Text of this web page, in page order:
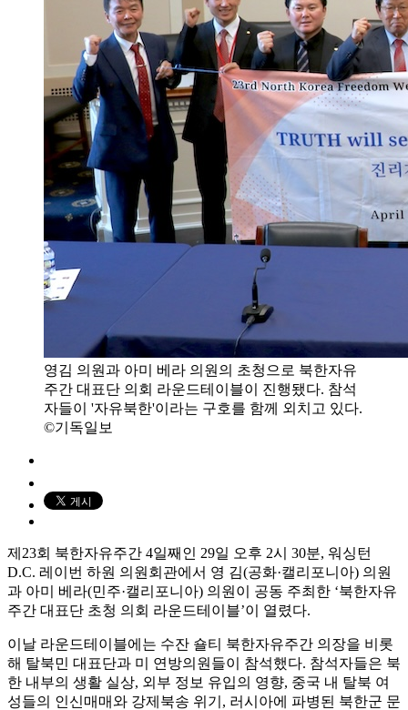
영김 의원과 아미 베라 의원의 초청으로 북한자유
주간 대표단 의회 라운드테이블이 진행됐다. 참석
자들이 '자유북한'이라는 구호를 함께 외치고 있다.
©기독일보
제23회 북한자유주간 4일째인 29일 오후 2시 30분, 워싱턴
D.C. 레이번 하원 의원회관에서 영 김(공화·캘리포니아) 의원
과 아미 베라(민주·캘리포니아) 의원이 공동 주최한 ‘북한자유
주간 대표단 초청 의회 라운드테이블’이 열렸다.
이날 라운드테이블에는 수잔 숄티 북한자유주간 의장을 비롯
해 탈북민 대표단과 미 연방의원들이 참석했다. 참석자들은 북
한 내부의 생활 실상, 외부 정보 유입의 영향, 중국 내 탈북 여
성들의 인신매매와 강제북송 위기, 러시아에 파병된 북한군 문